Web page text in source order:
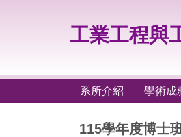
容
工業工程與
系所介紹 學術成
115學年度博士